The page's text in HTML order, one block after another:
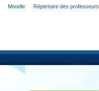
Moodle Répertoire des professeurs